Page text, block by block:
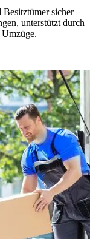
sicher
unterstützt durch
Umzüge.